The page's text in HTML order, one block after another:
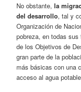
No obstante, la
del desarrollo, tal y
Organización de
pobreza, en todas
de los Objetivos de
gran parte de la
más básicas con una
acceso al agua